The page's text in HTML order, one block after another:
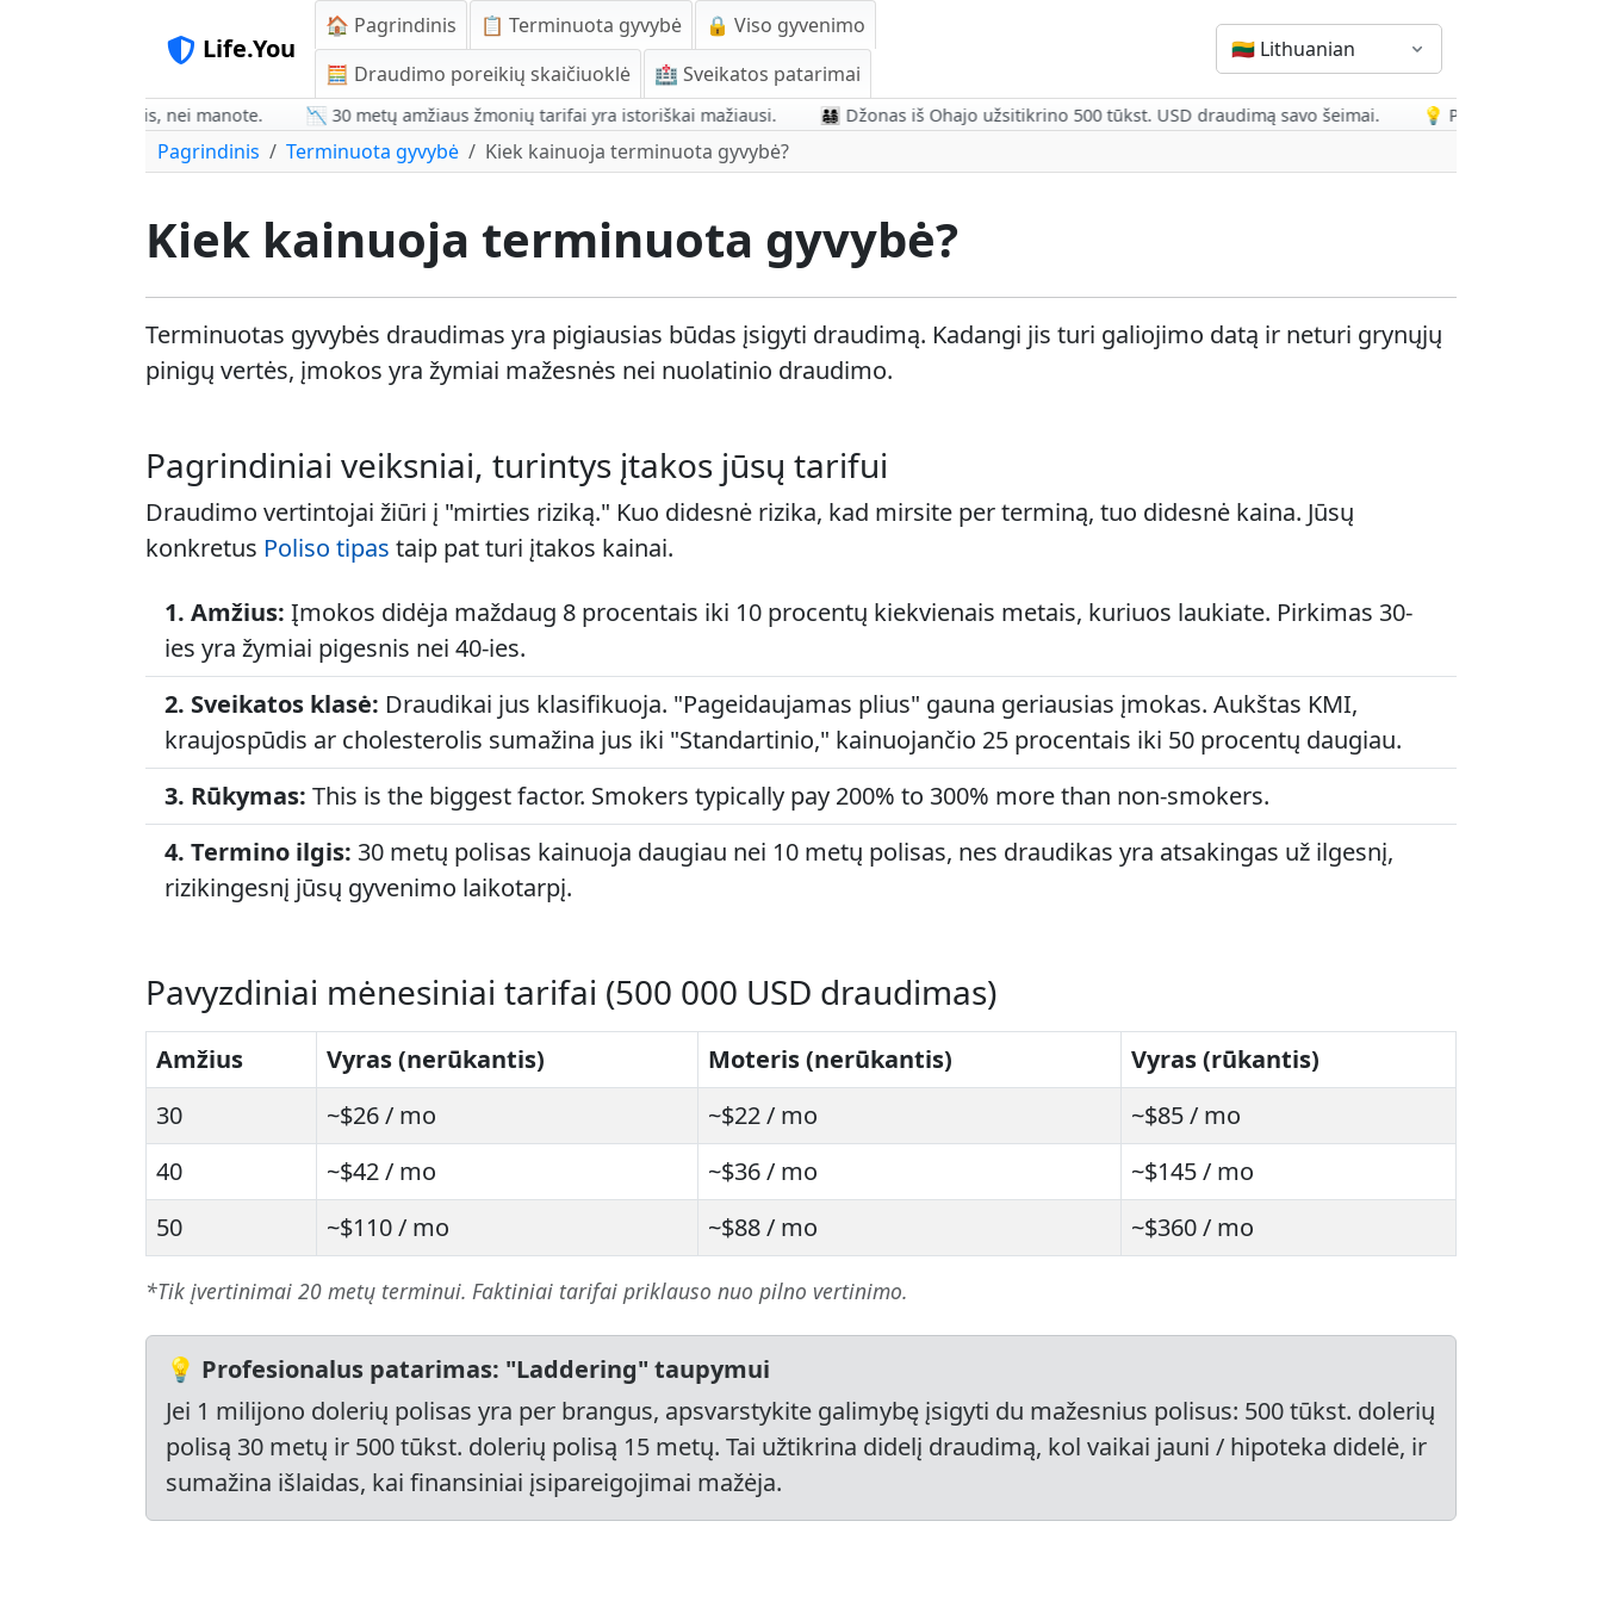
Life.You
🏠 Pagrindinis 📋 Terminuota gyvybė
🔒 Viso gyvenimo
🧮 Draudimo poreikių skaičiuoklė
🏥 Sveikatos patarimai
🇱🇹 Lithuanian
yra pigesnis, nei manote. 📉 30 metų amžiaus žmonių tarifai yra istoriškai mažiausi. 👨‍👩‍👧‍👦 Džonas iš Ohajo užsitikrino 500 tūkst. USD draudimą savo šeimai. 💡 Patarimas:
Pagrindinis Terminuota gyvybė Kiek kainuoja terminuota gyvybė?
Kiek kainuoja terminuota gyvybė?
Terminuotas gyvybės draudimas yra pigiausias būdas įsigyti draudimą. Kadangi jis turi galiojimo datą ir neturi grynųjų
pinigų vertės, įmokos yra žymiai mažesnės nei nuolatinio draudimo.
Pagrindiniai veiksniai, turintys įtakos jūsų tarifui
Draudimo vertintojai žiūri į "mirties riziką." Kuo didesnė rizika, kad mirsite per terminą, tuo didesnė kaina. Jūsų
konkretus Poliso tipas taip pat turi įtakos kainai.
1. Amžius: Įmokos didėja maždaug 8 procentais iki 10 procentų kiekvienais metais, kuriuos laukiate. Pirkimas 30-
ies yra žymiai pigesnis nei 40-ies.
2. Sveikatos klasė: Draudikai jus klasifikuoja. "Pageidaujamas plius" gauna geriausias įmokas. Aukštas KMI,
kraujospūdis ar cholesterolis sumažina jus iki "Standartinio," kainuojančio 25 procentais iki 50 procentų daugiau.
3. Rūkymas: This is the biggest factor. Smokers typically pay 200% to 300% more than non-smokers.
4. Termino ilgis: 30 metų polisas kainuoja daugiau nei 10 metų polisas, nes draudikas yra atsakingas už ilgesnį,
rizikingesnį jūsų gyvenimo laikotarpį.
Pavyzdiniai mėnesiniai tarifai (500 000 USD draudimas)
Amžius Vyras (nerūkantis) Moteris (nerūkantis)
Vyras (rūkantis)
30
~$26 / mo ~$22 / mo
~$85 / mo
40
~$42 / mo ~$36 / mo
~$145 / mo
50
~$110 / mo ~$88 / mo ~$360 / mo
*Tik įvertinimai 20 metų terminui. Faktiniai tarifai priklauso nuo pilno vertinimo.
💡 Profesionalus patarimas: "Laddering" taupymui
Jei 1 milijono dolerių polisas yra per brangus, apsvarstykite galimybę įsigyti du mažesnius polisus: 500 tūkst. dolerių
polisą 30 metų ir 500 tūkst. dolerių polisą 15 metų. Tai užtikrina didelį draudimą, kol vaikai jauni / hipoteka didelė, ir
sumažina išlaidas, kai finansiniai įsipareigojimai mažėja.